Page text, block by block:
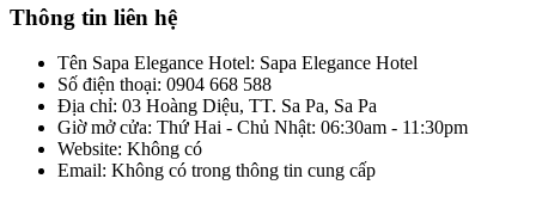
Thông tin liên hệ
Tên Sapa Elegance Hotel: Sapa Elegance Hotel
Số điện thoại: 0904 668 588
Địa chỉ: 03 Hoàng Diệu, TT. Sa Pa, Sa Pa
Giờ mở cửa: Thứ Hai - Chủ Nhật: 06:30am - 11:30pm
Website: Không có
Email: Không có trong thông tin cung cấp